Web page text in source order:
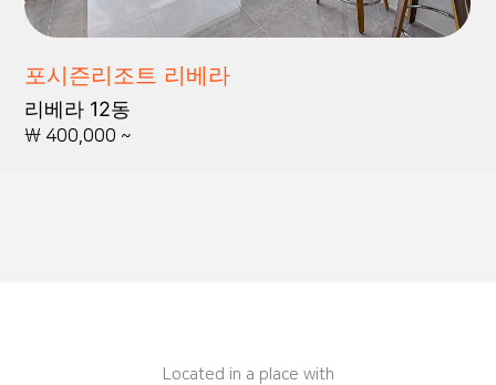
포시즌리조트 리베라
리베라 12동
\ 400,000 ~
Located in a place with